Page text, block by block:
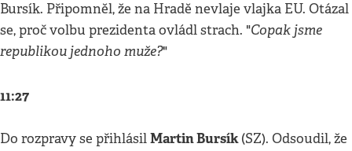
Bursík. Připomněl, že na Hradě nevlaje vlajka EU. Otázal
se, proč volbu prezidenta ovládl strach. "Copak jsme
republikou jednoho muže?"
11:27
Do rozpravy se přihlásilMartin Bursík(SZ). Odsoudil, že